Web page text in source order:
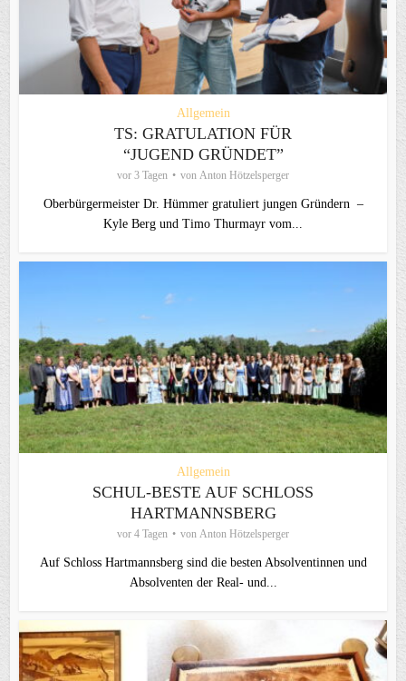
Allgemein
TS: GRATULATION FÜR
“JUGEND GRÜNDET”
vor 3 Tagen von Anton Hötzelsperger
Oberbürgermeister Dr. Hümmer gratuliert jungen Gründern –
Kyle Berg und Timo Thurmayr vom...
Allgemein
SCHUL-BESTE AUF SCHLOSS
HARTMANNSBERG
vor 4 Tagen von Anton Hötzelsperger
Auf Schloss Hartmannsberg sind die besten Absolventinnen und
Absolventen der Real- und...